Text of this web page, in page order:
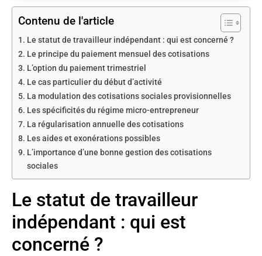
Contenu de l'article
Le statut de travailleur indépendant : qui est concerné ?
Le principe du paiement mensuel des cotisations
L’option du paiement trimestriel
Le cas particulier du début d’activité
La modulation des cotisations sociales provisionnelles
Les spécificités du régime micro-entrepreneur
La régularisation annuelle des cotisations
Les aides et exonérations possibles
L’importance d’une bonne gestion des cotisations
sociales
Le statut de travailleur
indépendant : qui est
concerné ?